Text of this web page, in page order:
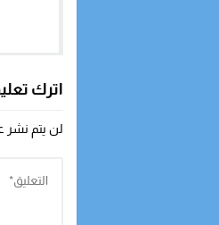
اترك
لن يتم نشر